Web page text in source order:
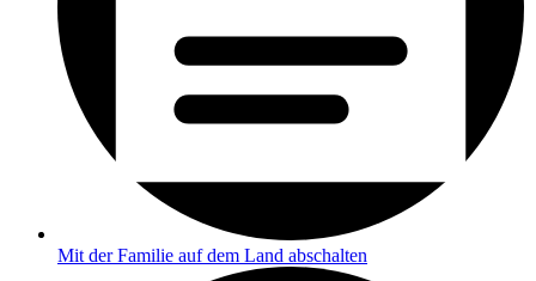
Mit der Familie auf dem Land abschalten